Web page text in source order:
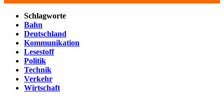
Schlagworte
Bahn
Deutschland
Kommunikation
Lesestoff
Politik
Technik
Verkehr
Wirtschaft